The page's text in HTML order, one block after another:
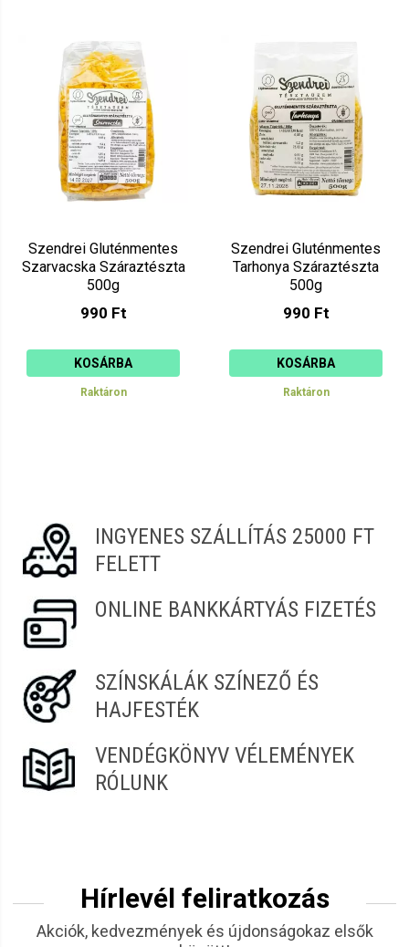
Szendrei Gluténmentes
Szarvacska Száraztészta
500g
990 Ft
KOSÁRBA
Raktáron
Szendrei Gluténmentes
Tarhonya Száraztészta
500g
990 Ft
KOSÁRBA
Raktáron
INGYENES SZÁLLÍTÁS 25000 FT
FELETT
ONLINE BANKKÁRTYÁS FIZETÉS
SZÍNSKÁLÁK SZÍNEZŐ ÉS
HAJFESTÉK
VENDÉGKÖNYV VÉLEMÉNYEK
RÓLUNK
Hírlevél feliratkozás
Akciók, kedvezmények és újdonságokaz elsők